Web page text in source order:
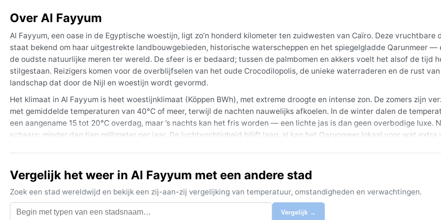
Over Al Fayyum
Al Fayyum, een oase in de Egyptische woestijn, ligt zo’n honderd kilometer ten zuidwesten van Caïro. Deze vruchtbare
staat bekend om haar uitgestrekte landbouwgebieden, historische waterscheppen en het spiegelgladde Qarunmeer —
de oudste natuurlijke meren ter wereld. De sfeer is er bedaard; tussen de palmbomen en akkers voelt het alsof de tijd
stilgestaan. Reizigers komen voor de overblijfselen van het oude Crocodilopolis, de unieke waterraderen en de rust van
landschap dat door de Nijl en woestijn wordt gevormd.
Het klimaat in Al Fayyum is heet woestijnklimaat (Köppen BWh), met extreme droogte en intense zon. De zomers zijn
met gemiddelde temperaturen van 40°C of meer, terwijl de nachten nauwelijks afkoelen. In de winter dalen de
een aangename 15 tot 20°C overdag, maar ’s nachts kan het fris worden — een lichte jas is dan geen overbodige luxe.
schaars: minder dan tien millimeter per jaar. De luchtvochtigheid blijft laag, al kan het Qarunmeer lokaal voor wat extra
op de khamsin: een hete, stoffige wind die in het voorjaar dagenlang kan aanhouden en het zicht sterk beperkt. Orkanen,
of sneeuw komen hier niet voor, maar de droge hitte in de zomer vraagt om veel water en schaduw. Voor wie de stilte
echte woestijnoase wil proeven, biedt Al Fayyum een zeldzame combinatie van cultuur, natuur en een totaal ander
leven.
Vergelijk het weer in Al Fayyum met een andere stad
Zoek een stad wereldwijd en bekijk een zij-aan-zij vergelijking van temperatuur, omstandigheden en verwachtingen.
Vergelijk →